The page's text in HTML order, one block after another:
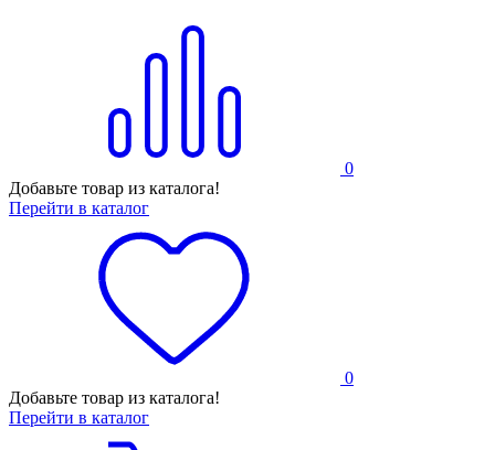
0
Добавьте товар из каталога!
Перейти в каталог
0
Добавьте товар из каталога!
Перейти в каталог